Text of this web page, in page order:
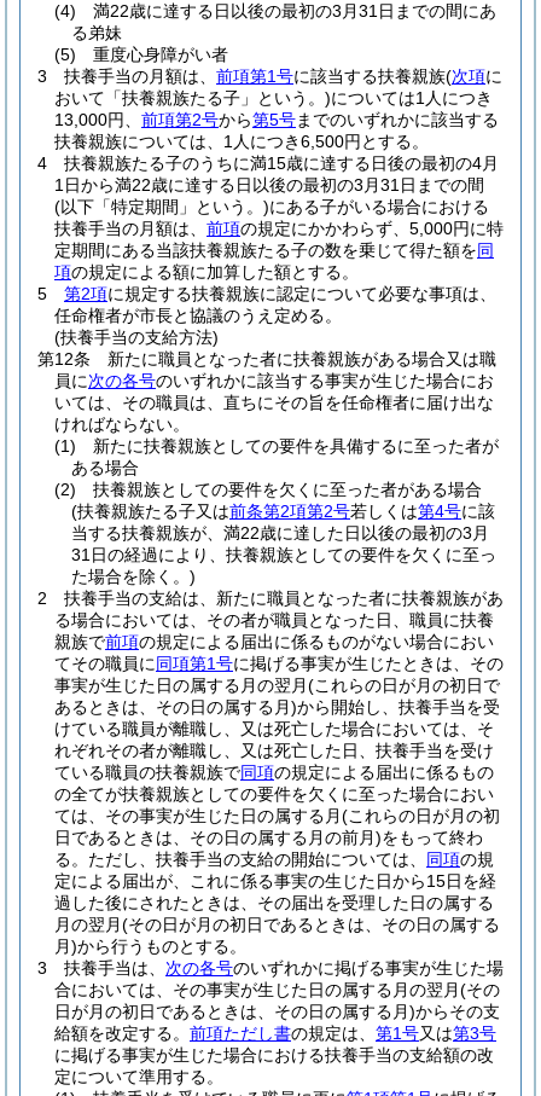
(4)
満22歳に達する日以後の最初の3月31日までの間にあ
る弟妹
(5)
重度心身障がい者
3
扶養手当の月額は、 前項第1号に該当する扶養親族(次項に
おいて「扶養親族たる子」という。)については1人につき
13,000円、 前項第2号から第5号までのいずれかに該当する
扶養親族については、1人につき6,500円とする。
4
扶養親族たる子のうちに満15歳に達する日後の最初の4月
1日から満22歳に達する日以後の最初の3月31日までの間
(以下「特定期間」という。)にある子がいる場合における
扶養手当の月額は、 前項の規定にかかわらず、5,000円に特
定期間にある当該扶養親族たる子の数を乗じて得た額を同
項の規定による額に加算した額とする。
5
第2項に規定する扶養親族に認定について必要な事項は、
任命権者が市長と協議のうえ定める。
(扶養手当の支給方法)
第12条
新たに職員となった者に扶養親族がある場合又は職
員に次の各号のいずれかに該当する事実が生じた場合にお
いては、その職員は、直ちにその旨を任命権者に届け出な
ければならない。
(1)
新たに扶養親族としての要件を具備するに至った者が
ある場合
(2)
扶養親族としての要件を欠くに至った者がある場合
(扶養親族たる子又は前条第2項第2号若しくは第4号に該
当する扶養親族が、満22歳に達した日以後の最初の3月
31日の経過により、扶養親族としての要件を欠くに至っ
た場合を除く。)
2
扶養手当の支給は、新たに職員となった者に扶養親族があ
る場合においては、その者が職員となった日、職員に扶養
親族で前項の規定による届出に係るものがない場合におい
てその職員に同項第1号に掲げる事実が生じたときは、その
事実が生じた日の属する月の翌月(これらの日が月の初日で
あるときは、その日の属する月)から開始し、扶養手当を受
けている職員が離職し、又は死亡した場合においては、そ
れぞれその者が離職し、又は死亡した日、扶養手当を受け
ている職員の扶養親族で同項の規定による届出に係るもの
の全てが扶養親族としての要件を欠くに至った場合におい
ては、その事実が生じた日の属する月(これらの日が月の初
日であるときは、その日の属する月の前月)をもって終わ
る。 ただし、扶養手当の支給の開始については、 同項の規
定による届出が、これに係る事実の生じた日から15日を経
過した後にされたときは、その届出を受理した日の属する
月の翌月(その日が月の初日であるときは、その日の属する
月)から行うものとする。
3
扶養手当は、 次の各号のいずれかに掲げる事実が生じた場
合においては、その事実が生じた日の属する月の翌月(その
日が月の初日であるときは、その日の属する月)からその支
給額を改定する。 前項ただし書の規定は、 第1号又は第3号
に掲げる事実が生じた場合における扶養手当の支給額の改
定について準用する。